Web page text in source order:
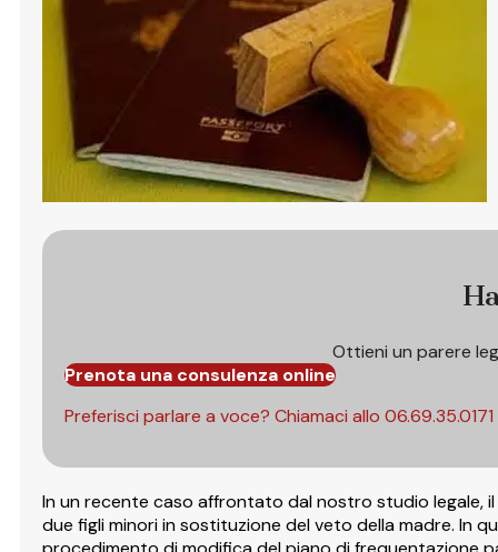
Ottieni un parere
Prenota una consulenza online
Preferisci parlare a voce? Chiamaci allo 06.69.35.0171
In un recente caso affrontato dal nostro studio legale,
due figli minori in sostituzione del veto della madre. In